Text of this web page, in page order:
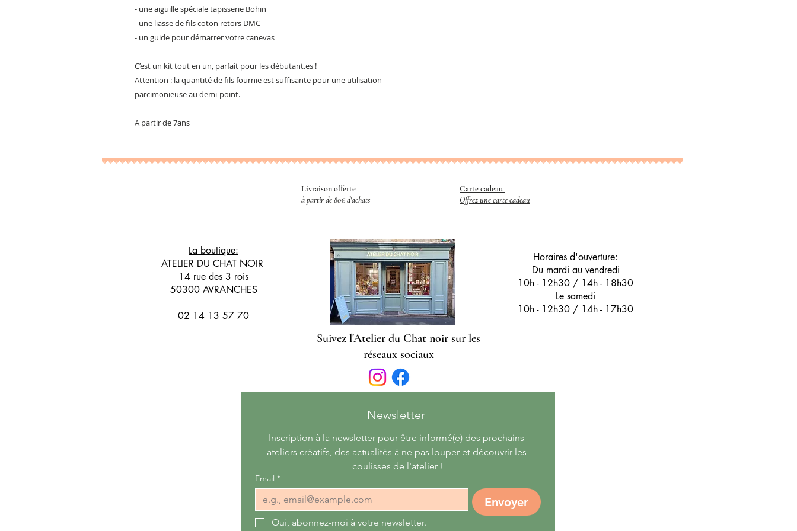
- une aiguille spéciale tapisserie Bohin
- une liasse de fils coton retors DMC
- un guide pour démarrer votre canevas
C’est un kit tout en un, parfait pour les débutant.es !
Attention : la quantité de fils fournie est suffisante pour une utilisation
parcimonieuse au demi-point.
A partir de 7ans
Livraison offerte
à partir de 80€ d'achats
Carte cadeau
Offrez une carte cadeau
La boutique:
ATELIER DU CHAT NOIR
14 rue des 3 rois
50300 AVRANCHES
02 14 13 57 70
Horaires d'ouverture:
Du mardi au vendredi
10h - 12h30 / 14h - 18h30
Le samedi
10h - 12h30 / 14h - 17h30
Suivez l'Atelier du Chat noir sur les
réseaux sociaux
Inscription à la newsletter pour être informé(e) des prochains
ateliers créatifs, des actualités à ne pas louper et découvrir les
coulisses de l'atelier !
Email *
Envoyer
Oui, abonnez-moi à votre newsletter.